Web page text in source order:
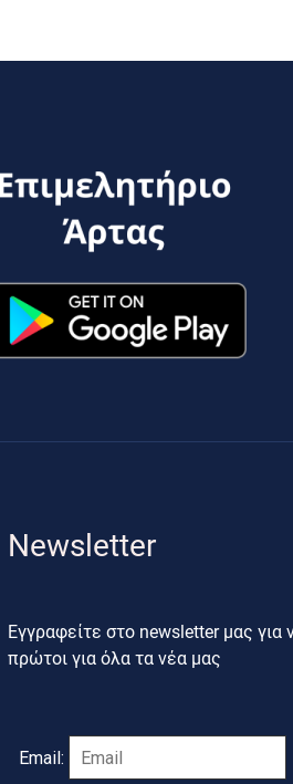
Newsletter
Εγγραφείτε στο newsletter μας
πρώτοι για όλα τα νέα μας
Email: